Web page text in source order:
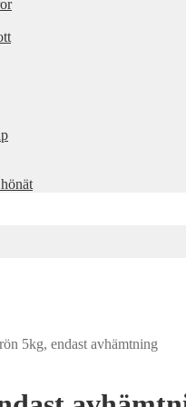
5kg, endast avhämtning